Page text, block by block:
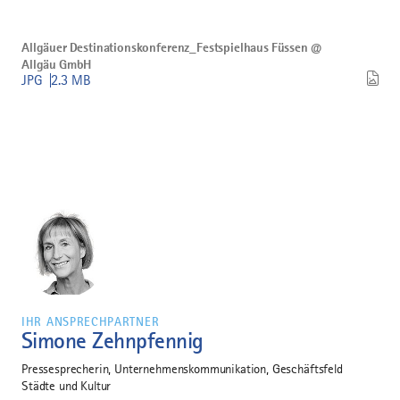
Allgäuer Destinationskonferenz_Festspielhaus Füssen @
Allgäu GmbH
JPG 2.3 MB
Destinationskonferenz_Festspielhaus
Füssen
@
IHR ANSPRECHPARTNER
Simone Zehnpfennig
Pressesprecherin, Unternehmenskommunikation, Geschäftsfeld
Städte und Kultur